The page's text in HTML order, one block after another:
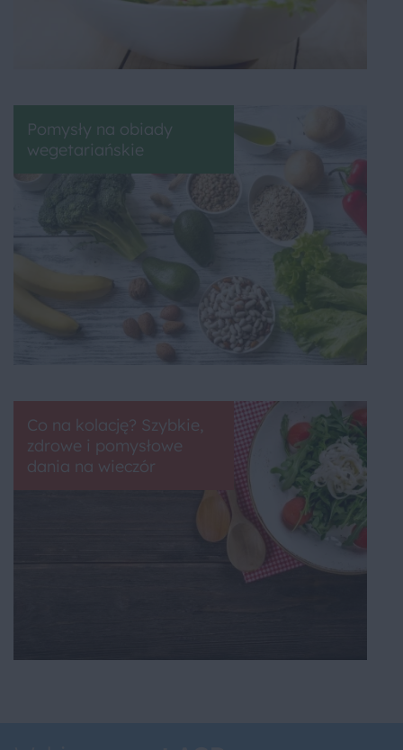
Pomysły na obiady
wegetariańskie
Co na kolację? Szybkie,
zdrowe i pomysłowe
dania na wieczór